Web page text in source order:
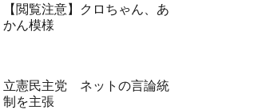
【閲覧注意】クロちゃん、あ
かん模様
立憲民主党 ネットの言論統
制を主張